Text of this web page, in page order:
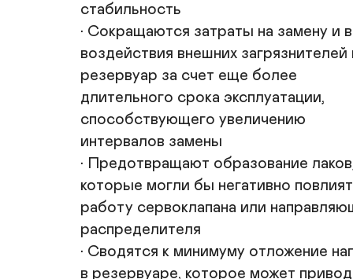
стабильность
• Сокращаются затраты на замену и
воздействия внешних загрязнителей
резервуар за счет еще более
длительного срока эксплуатации,
способствующего увеличению
интервалов замены
• Предотвращают образование
которые могли бы негативно
работу сервоклапана или
распределителя
• Сводятся к минимуму отложение
в резервуаре, которое может